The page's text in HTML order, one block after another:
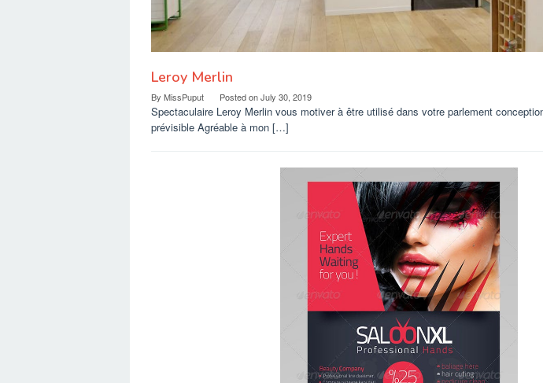
Leroy Merlin
By MissPuput Posted onJuly 30, 2019
Spectaculaire Leroy Merlin vous motiver à être utilisé dans votre parlement
prévisible Agréable à mon […]